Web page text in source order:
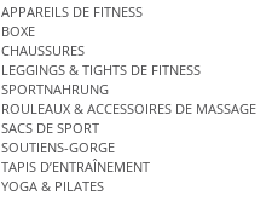
APPAREILS DE FITNESS
BOXE
CHAUSSURES
LEGGINGS & TIGHTS DE FITNESS
SPORTNAHRUNG
ROULEAUX & ACCESSOIRES DE MASSAGE
SACS DE SPORT
SOUTIENS-GORGE
TAPIS D’ENTRAÎNEMENT
YOGA & PILATES